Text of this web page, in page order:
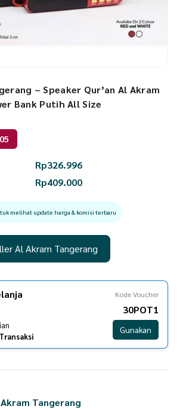
– Speaker Qur’an Al Akram
Bank Putih All Size
Rp326.996
Rp409.000
melihat update harga & komisi terbaru
Al Akram Tangerang
Kode Voucher
30POT1
Gunakan
Tangerang